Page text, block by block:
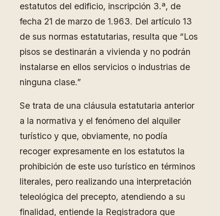
estatutos del edificio, inscripción 3.ª, de
fecha 21 de marzo de 1.963. Del artículo 13
de sus normas estatutarias, resulta que “Los
pisos se destinarán a vivienda y no podrán
instalarse en ellos servicios o industrias de
ninguna clase.”
Se trata de una cláusula estatutaria anterior
a la normativa y el fenómeno del alquiler
turístico y que, obviamente, no podía
recoger expresamente en los estatutos la
prohibición de este uso turístico en términos
literales, pero realizando una interpretación
teleológica del precepto, atendiendo a su
finalidad, entiende la Registradora que